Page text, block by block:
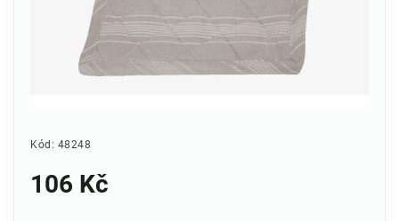
Kód: 48248
106 Kč